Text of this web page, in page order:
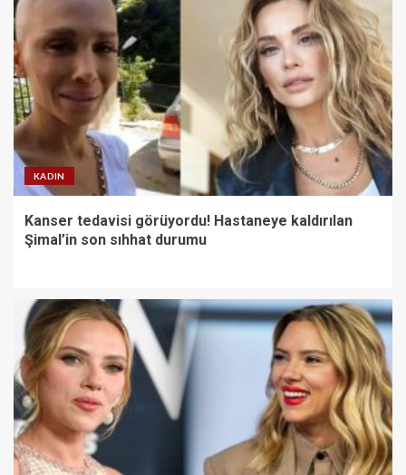
KADIN
Kanser tedavisi görüyordu! Hastaneye kaldırılan
Şimal’in son sıhhat durumu